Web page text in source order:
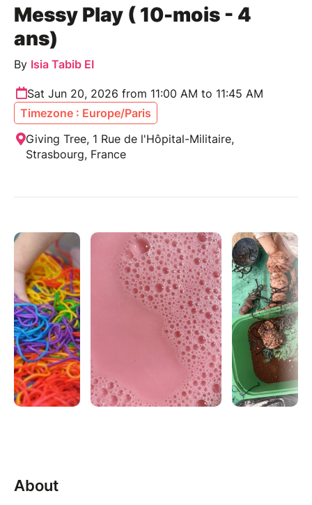
Messy Play ( 10-mois - 4
ans)
By Isia Tabib EI
Sat Jun 20, 2026 from 11:00 AM to 11:45 AM
Timezone : Europe/Paris
Giving Tree, 1 Rue de l'Hôpital-Militaire,
Strasbourg, France
About